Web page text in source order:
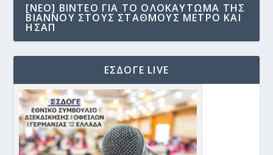
[NEO] ΒΊΝΤΕΟ ΓΙΑ ΤΟ ΟΛΟΚΑΎΤΩΜΑ ΤΗΣ
ΒΙΆΝΝΟΥ ΣΤΟΥΣ ΣΤΑΘΜΟΎΣ ΜΕΤΡΟ ΚΑΙ
ΗΣΑΠ
ΕΣΔΟΓΕ LIVE